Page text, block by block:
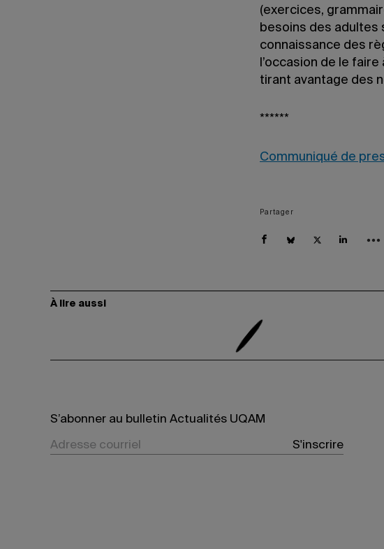
(exercices,
besoins des adultes
connaissance des
l’occasion de le
tirant avantage des
******
Communiqué de
Partager
À lire aussi
S’abonner au bulletin Actualités UQAM
S'inscrire